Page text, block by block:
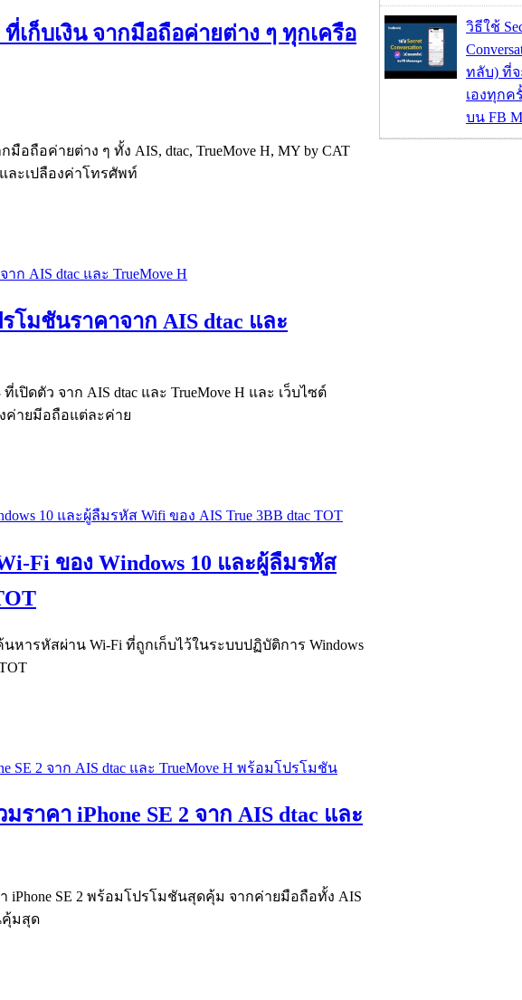
เก็บเงิน จากมือถือค่ายต่าง ๆ ทุกเครือ
อถือค่ายต่าง ๆ ทั้ง AIS, dtac, TrueMove H, MY by CAT
ละเปลืองค่าโทรศัพท์
โมชันราคาจาก AIS dtac และ
เปิดตัว จาก AIS dtac และ TrueMove H และ เว็บไซต์
ค่ายมีอถือแต่ละค่าย
Fi ของ Windows 10 และผู้ลืมรหัส
นหารหัสผ่าน Wi-Fi ที่ถูกเก็บไว้ในระบบปฏิบัติการ Windows
ราคา iPhone SE 2 จาก AIS dtac และ
iPhone SE 2 พร้อมโปรโมชันสุดคุ้ม จากค่ายมือถือทั้ง AIS
คุ้มสุด
วิธีใช้
ทลับ) ที่
เองทุกค
บน FB